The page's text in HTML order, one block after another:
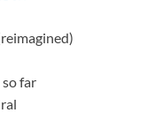
far